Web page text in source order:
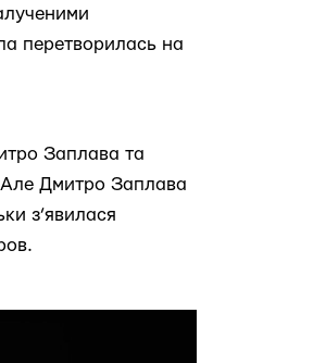
перетворилась на
Заплава та
Але Дмитро Заплава
з’явилася